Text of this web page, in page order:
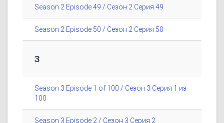
Season 2 Episode 49 / Сезон 2 Серия 49
Season 2 Episode 50 / Сезон 2 Серия 50
3
Season 3 Episode 1 of 100 / Сезон 3 Серия 1 из
100
Season 3 Episode 2 / Сезон 3 Серия 2